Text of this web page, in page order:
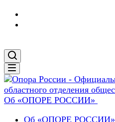
Об «ОПОРЕ РОССИИ»
Об «ОПОРЕ РОССИИ»